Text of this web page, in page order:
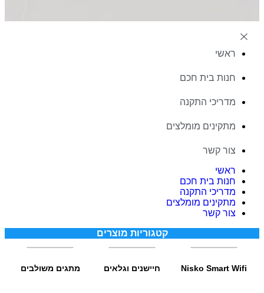
ראשי
חנות בית חכם
מדריכי התקנה
מתקינים מומלצים
צור קשר
ראשי
חנות בית חכם
מדריכי התקנה
מתקינים מומלצים
צור קשר
קטגוריות מוצרים
Nisko Smart Wifi חיישנים וגלאים מתגים משולבים